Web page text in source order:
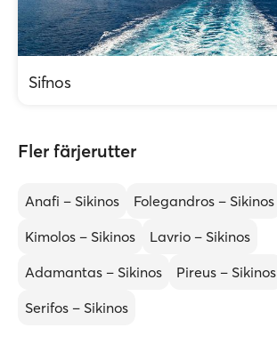
Sifnos
Fler färjerutter
Anafi – Sikinos Folegandros – Sikinos
Kimolos – Sikinos
Lavrio – Sikinos
Adamantas – Sikinos
Pireus – Sikinos
Serifos – Sikinos